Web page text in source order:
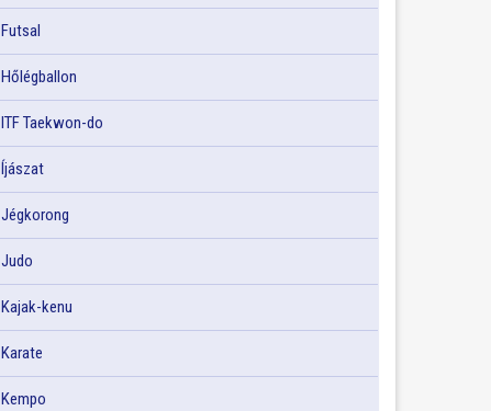
Futsal
Hőlégballon
ITF Taekwon-do
Íjászat
Jégkorong
Judo
Kajak-kenu
Karate
Kempo